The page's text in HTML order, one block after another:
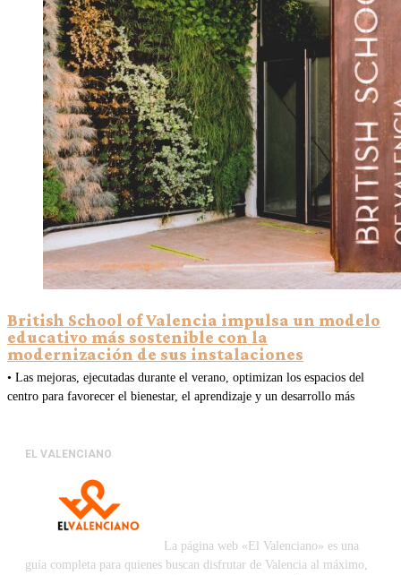
British School of Valencia impulsa un modelo
educativo más sostenible con la
modernización de sus instalaciones
• Las mejoras, ejecutadas durante el verano, optimizan los espacios del
centro para favorecer el bienestar, el aprendizaje y un desarrollo más
EL VALENCIANO
La página web «El Valenciano» es una
guía completa para quienes buscan disfrutar de Valencia al máximo,